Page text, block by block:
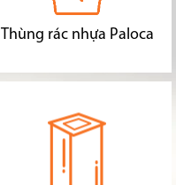
Thùng rác nhựa Paloca